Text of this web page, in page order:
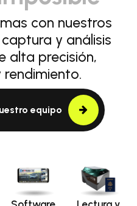
con nuestros
y análisis
alta precisión,
equipo